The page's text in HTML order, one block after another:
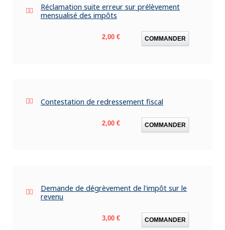
Réclamation suite erreur sur prélèvement
mensualisé des impôts
Prix
2,00 € COMMANDER
Contestation de redressement fiscal
Prix
2,00 € COMMANDER
Demande de dégrèvement de l'impôt sur le
revenu
Prix
3,00 € COMMANDER